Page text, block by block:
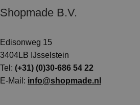
Shopmade B.V.
Edisonweg 15
3404LB IJsselstein
Tel: (+31) (0)30-686 54 22
E-Mail: info@shopmade.nl